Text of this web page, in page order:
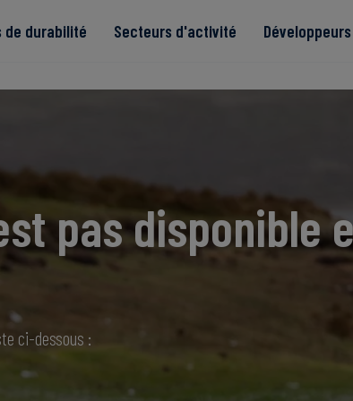
de durabilité Secteurs d'activité
Read more
Read more
Read more
Read more
Read more
pas disponible
ci-dessous :